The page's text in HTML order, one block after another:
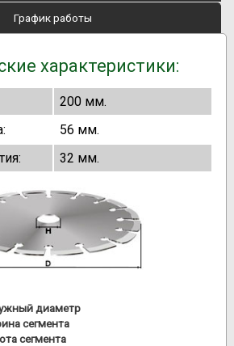
График работы
характеристики:
200 мм.
56 мм.
32 мм.
диаметр
сегмента
сегмента